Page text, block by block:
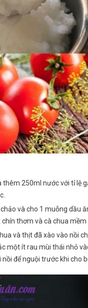
thêm 250ml nước với tỉ lệ
và cho 1 muỗng dầu
thơm và cà chua mềm
và thịt đã xào vào nồi
một ít rau mùi thái nhỏ
để nguội trước khi cho